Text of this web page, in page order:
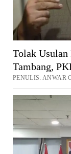
Tolak Usulan
Tambang,
PENULIS: ANWAR